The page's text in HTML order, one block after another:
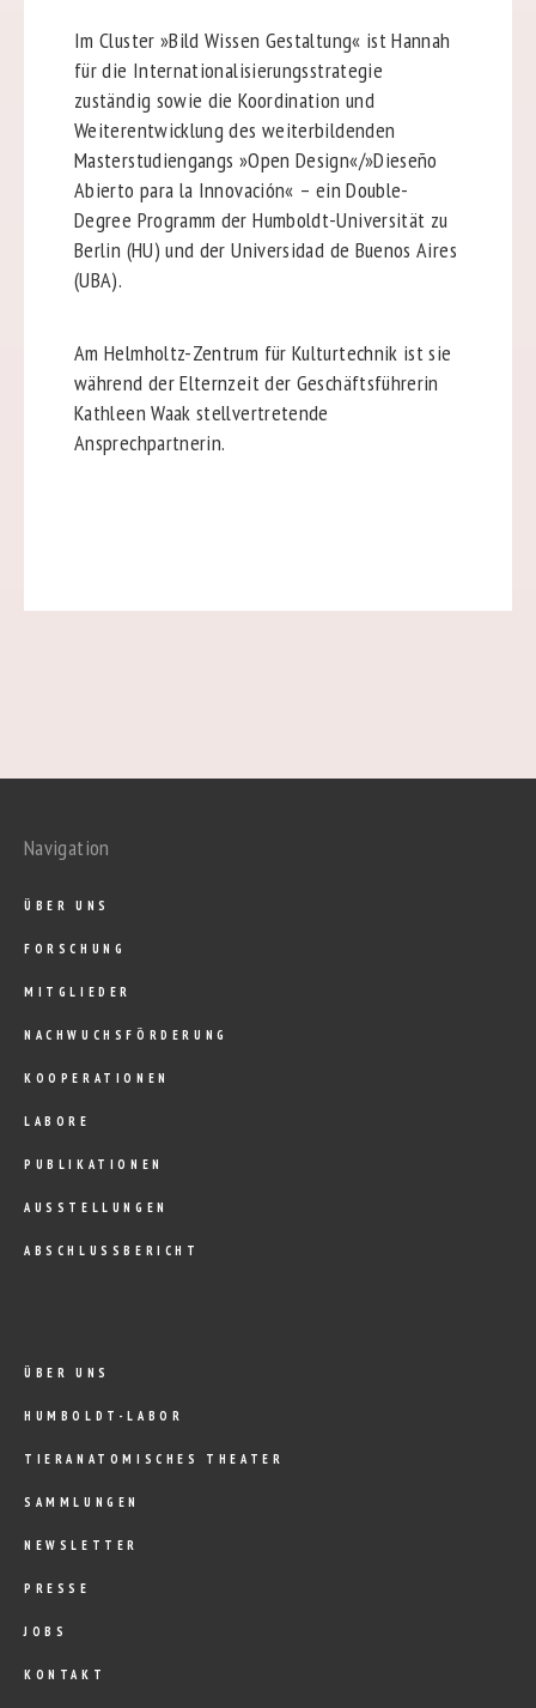
Im Cluster »Bild Wissen Gestaltung« ist Hannah
für die Internationalisierungsstrategie
zuständig sowie die Koordination und
Weiterentwicklung des weiterbildenden
Masterstudiengangs »Open Design«/»Dieseño
Abierto para la Innovación« – ein Double-
Degree Programm der Humboldt-Universität zu
Berlin (HU) und der Universidad de Buenos Aires
(UBA).
Am Helmholtz-Zentrum für Kulturtechnik ist sie
während der Elternzeit der Geschäftsführerin
Kathleen Waak stellvertretende
Ansprechpartnerin.
Navigation
ÜBER UNS
FORSCHUNG
MITGLIEDER
NACHWUCHSFÖRDERUNG
KOOPERATIONEN
LABORE
PUBLIKATIONEN
AUSSTELLUNGEN
ABSCHLUSSBERICHT
ÜBER UNS
HUMBOLDT-LABOR
TIERANATOMISCHES THEATER
SAMMLUNGEN
NEWSLETTER
PRESSE
JOBS
KONTAKT